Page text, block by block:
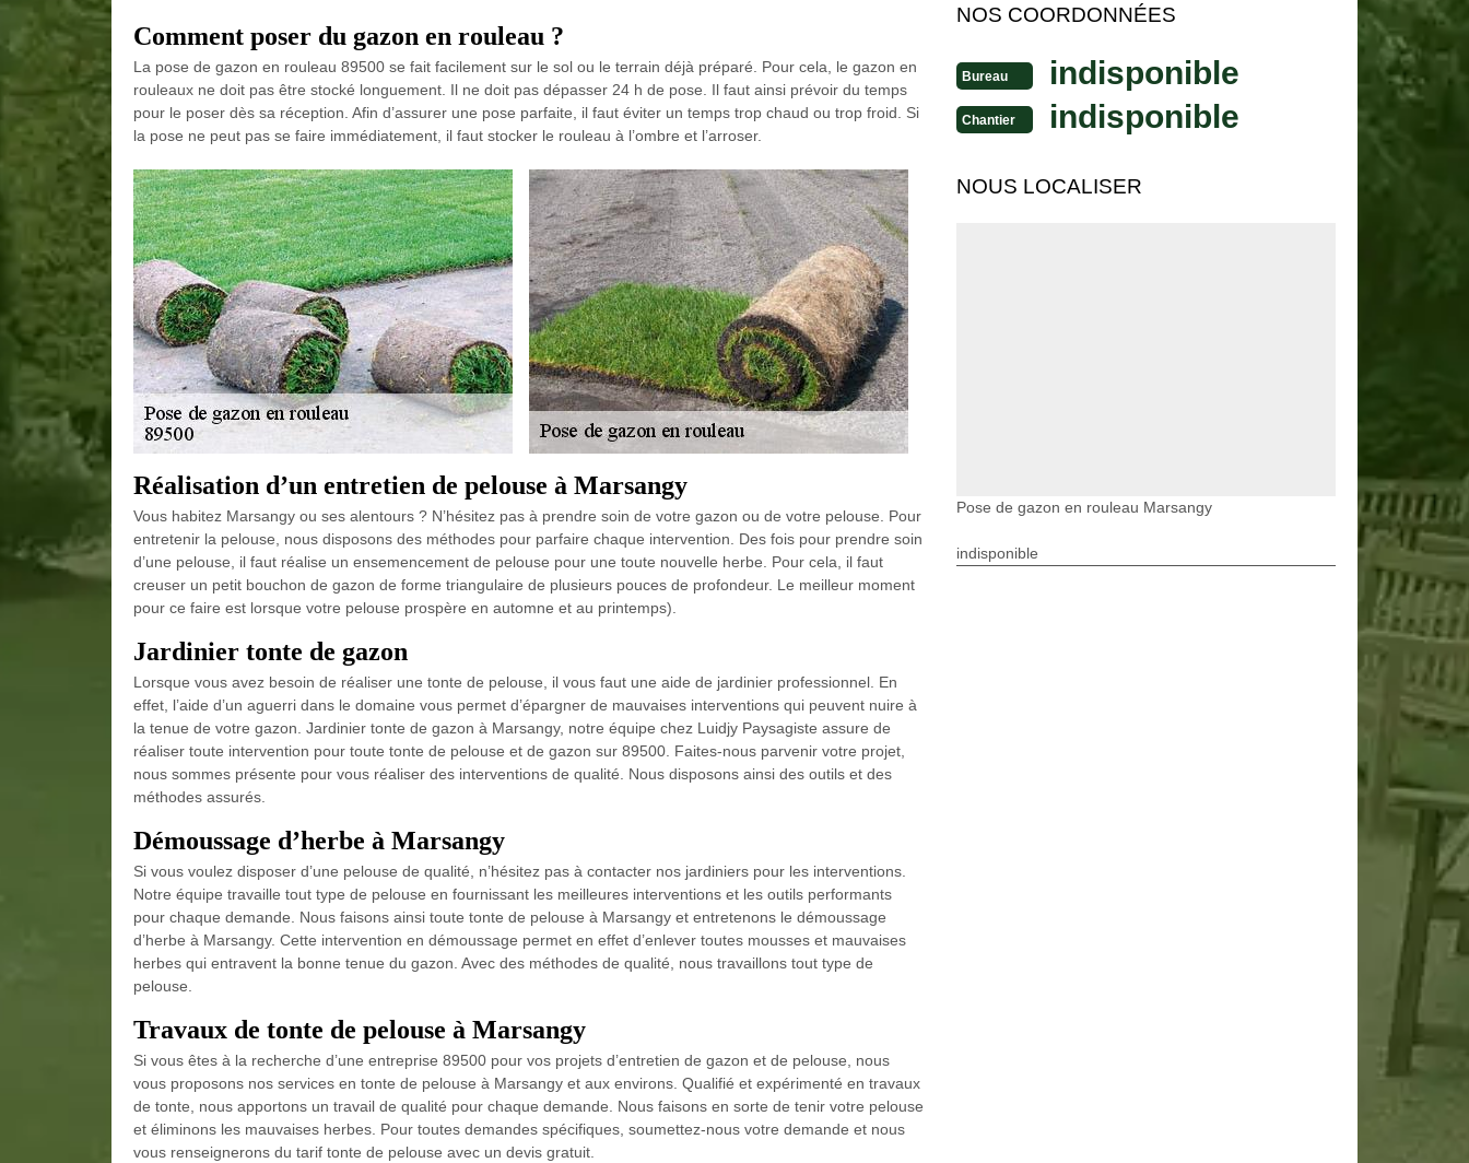
Comment poser du gazon en rouleau ?
La pose de gazon en rouleau 89500 se fait facilement sur le sol ou le terrain déjà préparé. Pour cela, le gazon en
rouleaux ne doit pas être stocké longuement. Il ne doit pas dépasser 24 h de pose. Il faut ainsi prévoir du temps
pour le poser dès sa réception. Afin d’assurer une pose parfaite, il faut éviter un temps trop chaud ou trop froid. Si
la pose ne peut pas se faire immédiatement, il faut stocker le rouleau à l’ombre et l’arroser.
Réalisation d’un entretien de pelouse à Marsangy
Vous habitez Marsangy ou ses alentours ? N’hésitez pas à prendre soin de votre gazon ou de votre pelouse. Pour
entretenir la pelouse, nous disposons des méthodes pour parfaire chaque intervention. Des fois pour prendre soin
d’une pelouse, il faut réalise un ensemencement de pelouse pour une toute nouvelle herbe. Pour cela, il faut
creuser un petit bouchon de gazon de forme triangulaire de plusieurs pouces de profondeur. Le meilleur moment
pour ce faire est lorsque votre pelouse prospère en automne et au printemps).
Jardinier tonte de gazon
Lorsque vous avez besoin de réaliser une tonte de pelouse, il vous faut une aide de jardinier professionnel. En
effet, l’aide d’un aguerri dans le domaine vous permet d’épargner de mauvaises interventions qui peuvent nuire à
la tenue de votre gazon. Jardinier tonte de gazon à Marsangy, notre équipe chez Luidjy Paysagiste assure de
réaliser toute intervention pour toute tonte de pelouse et de gazon sur 89500. Faites-nous parvenir votre projet,
nous sommes présente pour vous réaliser des interventions de qualité. Nous disposons ainsi des outils et des
méthodes assurés.
Démoussage d’herbe à Marsangy
Si vous voulez disposer d’une pelouse de qualité, n’hésitez pas à contacter nos jardiniers pour les interventions.
Notre équipe travaille tout type de pelouse en fournissant les meilleures interventions et les outils performants
pour chaque demande. Nous faisons ainsi toute tonte de pelouse à Marsangy et entretenons le démoussage
d’herbe à Marsangy. Cette intervention en démoussage permet en effet d’enlever toutes mousses et mauvaises
herbes qui entravent la bonne tenue du gazon. Avec des méthodes de qualité, nous travaillons tout type de
pelouse.
Travaux de tonte de pelouse à Marsangy
Si vous êtes à la recherche d’une entreprise 89500 pour vos projets d’entretien de gazon et de pelouse, nous
vous proposons nos services en tonte de pelouse à Marsangy et aux environs. Qualifié et expérimenté en travaux
de tonte, nous apportons un travail de qualité pour chaque demande. Nous faisons en sorte de tenir votre pelouse
et éliminons les mauvaises herbes. Pour toutes demandes spécifiques, soumettez-nous votre demande et nous
vous renseignerons du tarif tonte de pelouse avec un devis gratuit.
NOS COORDONNÉES
Bureau indisponible
Chantier indisponible
NOUS LOCALISER
Pose de gazon en rouleau Marsangy
indisponible